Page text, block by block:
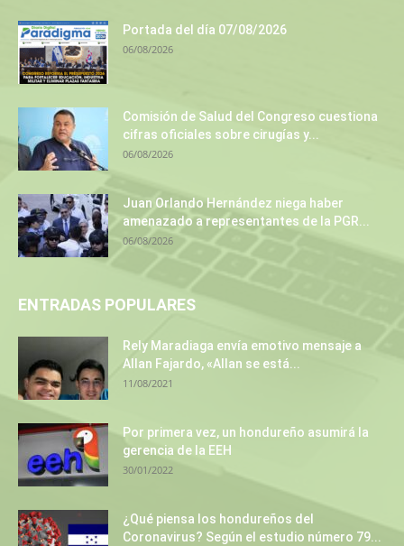
Portada del día 07/08/2026
06/08/2026
Comisión de Salud del Congreso cuestiona
cifras oficiales sobre cirugías y...
06/08/2026
Juan Orlando Hernández niega haber
amenazado a representantes de la PGR...
06/08/2026
ENTRADAS POPULARES
Rely Maradiaga envía emotivo mensaje a
Allan Fajardo, «Allan se está...
11/08/2021
Por primera vez, un hondureño asumirá la
gerencia de la EEH
30/01/2022
¿Qué piensa los hondureños del
Coronavirus? Según el estudio número 79...